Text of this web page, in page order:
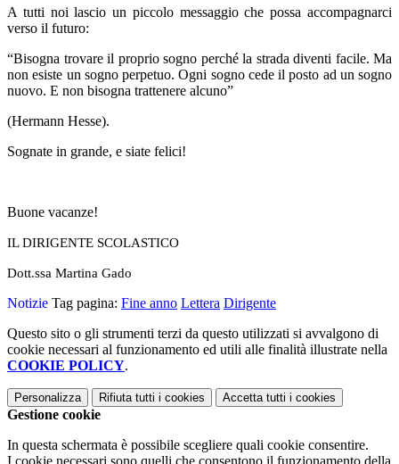
A tutti noi lascio un piccolo messaggio che possa accompagnarci
verso il futuro:
“Bisogna trovare il proprio sogno perché la strada diventi facile. Ma
non esiste un sogno perpetuo. Ogni sogno cede il posto ad un sogno
nuovo. E non bisogna trattenere alcuno”
(Hermann Hesse).
Sognate in grande, e siate felici!
Buone vacanze!
IL DIRIGENTE SCOLASTICO
Dott.ssa Martina Gado
Notizie Tag pagina: Fine anno Lettera Dirigente
Questo sito o gli strumenti terzi da questo utilizzati si avvalgono di
cookie necessari al funzionamento ed utili alle finalità illustrate nella
COOKIE POLICY.
Personalizza Rifiuta tutti i cookies Accetta tutti i cookies
Gestione cookie
In questa schermata è possibile scegliere quali cookie consentire.